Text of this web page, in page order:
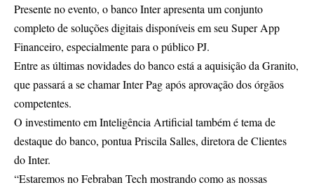
Presente no evento, o banco Inter apresenta um conjunto
completo de soluções digitais disponíveis em seu Super App
Financeiro, especialmente para o público PJ.
Entre as últimas novidades do banco está a aquisição da Granito,
que passará a se chamar Inter Pag após aprovação dos órgãos
competentes.
O investimento em Inteligência Artificial também é tema de
destaque do banco, pontua Priscila Salles, diretora de Clientes
do Inter.
“Estaremos no Febraban Tech mostrando como as nossas